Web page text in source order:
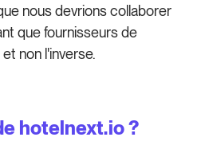
nous devrions collaborer
que fournisseurs de
non l'inverse.
hotelnext.io ?